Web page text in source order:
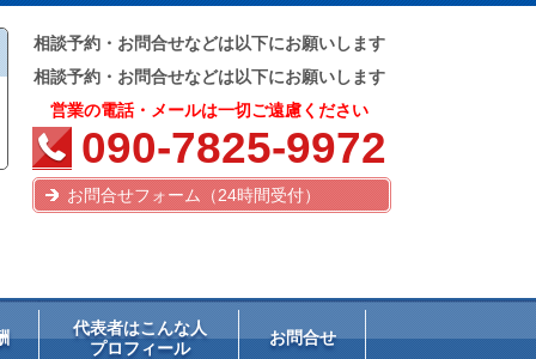
相談予約・お問合せなどは以下にお願いします
相談予約・お問合せなどは以下にお願いします
営業の電話・メールは一切ご遠慮ください
090-7825-9972
お問合せフォーム（24時間受付）
代表者はこんな人
プロフィール
お問合せ